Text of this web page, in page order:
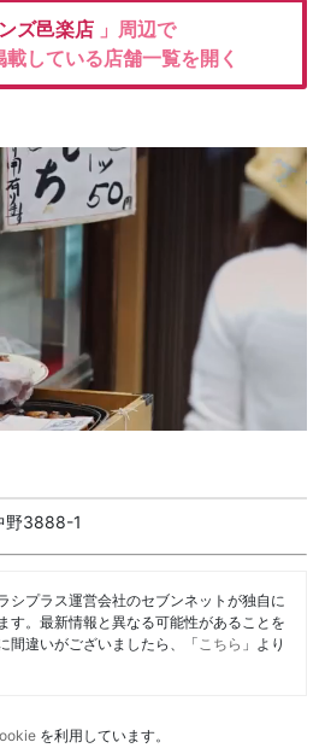
ズ邑楽店 」周辺で
している店舗一覧を開く
野3888-1
シプラス運営会社のセブンネットが独自に
す。最新情報と異なる可能性があることを
間違いがございましたら、「 こちら 」より
を利用しています。